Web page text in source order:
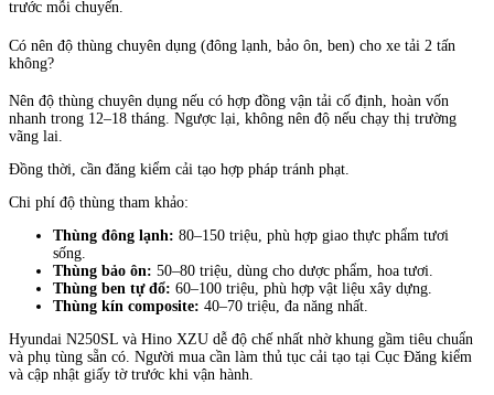
trước mỗi chuyến.
Có nên độ thùng chuyên dụng (đông lạnh, bảo ôn, ben) cho xe tải 2 tấn
không?
Nên độ thùng chuyên dụng nếu có hợp đồng vận tải cố định, hoàn vốn
nhanh trong 12–18 tháng. Ngược lại, không nên độ nếu chạy thị trường
vãng lai.
Đồng thời, cần đăng kiểm cải tạo hợp pháp tránh phạt.
Chi phí độ thùng tham khảo:
Thùng đông lạnh: 80–150 triệu, phù hợp giao thực phẩm tươi
sống.
Thùng bảo ôn: 50–80 triệu, dùng cho dược phẩm, hoa tươi.
Thùng ben tự đổ: 60–100 triệu, phù hợp vật liệu xây dựng.
Thùng kín composite: 40–70 triệu, đa năng nhất.
Hyundai N250SL và Hino XZU dễ độ chế nhất nhờ khung gầm tiêu chuẩn
và phụ tùng sẵn có. Người mua cần làm thủ tục cải tạo tại Cục Đăng kiểm
và cập nhật giấy tờ trước khi vận hành.